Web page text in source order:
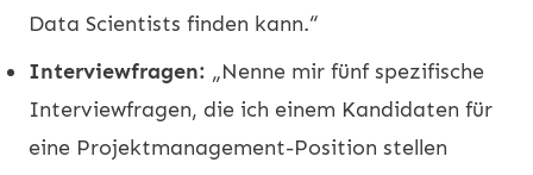
Data Scientists finden kann.“
Interviewfragen: „Nenne mir fünf spezifische
Interviewfragen, die ich einem Kandidaten für
eine Projektmanagement-Position stellen